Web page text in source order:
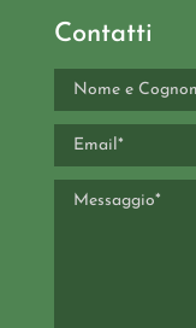
Contatti